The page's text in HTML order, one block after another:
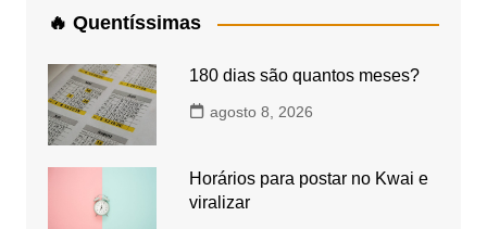
🔥 Quentíssimas
180 dias são quantos meses?
agosto 8, 2026
Horários para postar no Kwai e
viralizar